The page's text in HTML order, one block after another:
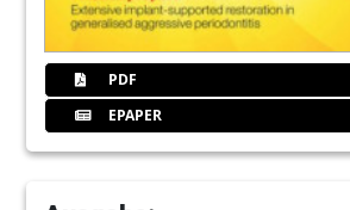
PDF
EPAPER